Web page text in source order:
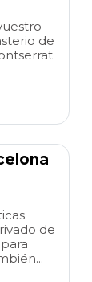
seeing the
the
went
even though
he
of stories
wanted
de
de